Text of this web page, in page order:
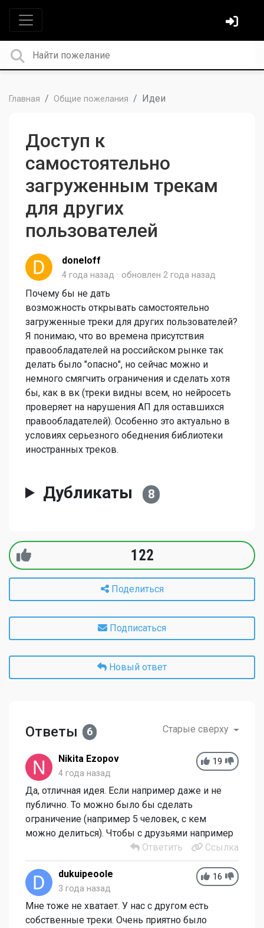
Главная Общие пожелания Идеи
Доступ к
самостоятельно
загруженным трекам
для других
пользователей
doneloff
4 года назад обновлен 2 года назад
Почему бы не дать
возможность открывать самостоятельно
загруженные треки для других пользователей?
Я понимаю, что во времена присутствия
правообладателей на российском рынке так
делать было "опасно", но сейчас можно и
немного смягчить ограничения и сделать хотя
бы, как в вк (треки видны всем, но нейросеть
проверяет на нарушения АП для оставшихся
правообладателей). Особенно это актуально в
условиях серьезного обеднения библиотеки
иностранных треков.
Дубликаты 8
122
Поделиться
Подписаться
Новый ответ
Ответы 6 Старые сверху
19
Nikita Ezopov
4 года назад
Да, отличная идея. Если например даже и не
публично. То можно было бы сделать
ограничение (например 5 человек, с кем
можно делиться). Чтобы с друзьями например
Ответить
Ссылка
16
dukuipeoole
3 года назад
Мне тоже не хватает. У нас с другом есть
собственные треки. Очень приятно было